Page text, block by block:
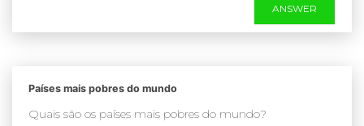
ANSWER
Países mais pobres do mundo
Quais são os países mais pobres do mundo?